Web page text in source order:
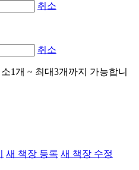
취소
취소
1개 ~ 최대3개까지 가능합니
새 책장 등록 새 책장 수정